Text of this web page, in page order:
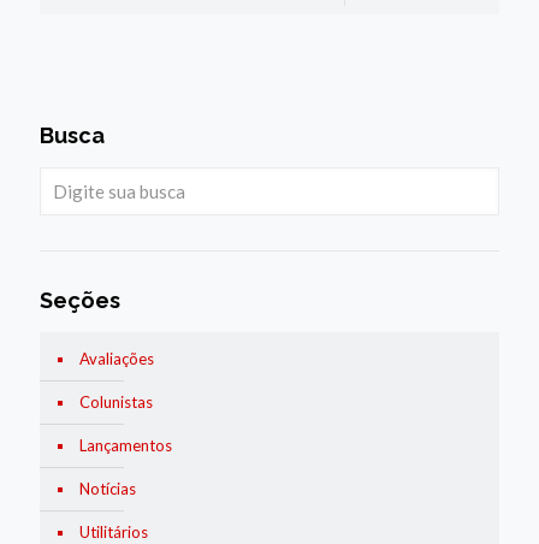
Busca
Seções
Avaliações
Colunistas
Lançamentos
Notícias
Utilitários